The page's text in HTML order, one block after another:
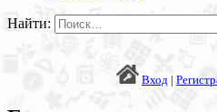
Найти:
Вход |